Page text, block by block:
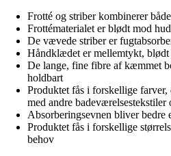
Frotté og striber kombinerer
Frottématerialet er blødt mod
De vævede striber er
Håndklædet er mellemtykt, blødt
De lange, fine fibre af kæmmet
holdbart
Produktet fås i forskellige farver,
med andre badeværelsestekstiler
Absorberingsevnen bliver bedre
Produktet fås i forskellige
behov